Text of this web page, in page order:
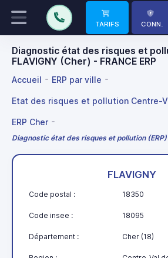
TARIFS CONN.
Diagnostic état des risques et
FLAVIGNY (Cher) - FRANCE ERP
Accueil ERP par ville
Etat des risques et pollution Centre-
ERP Cher
Diagnostic état des risques et pollution (ERP)
FLAVIGNY
Code postal : 18350
Code insee : 18095
Département : Cher (18)